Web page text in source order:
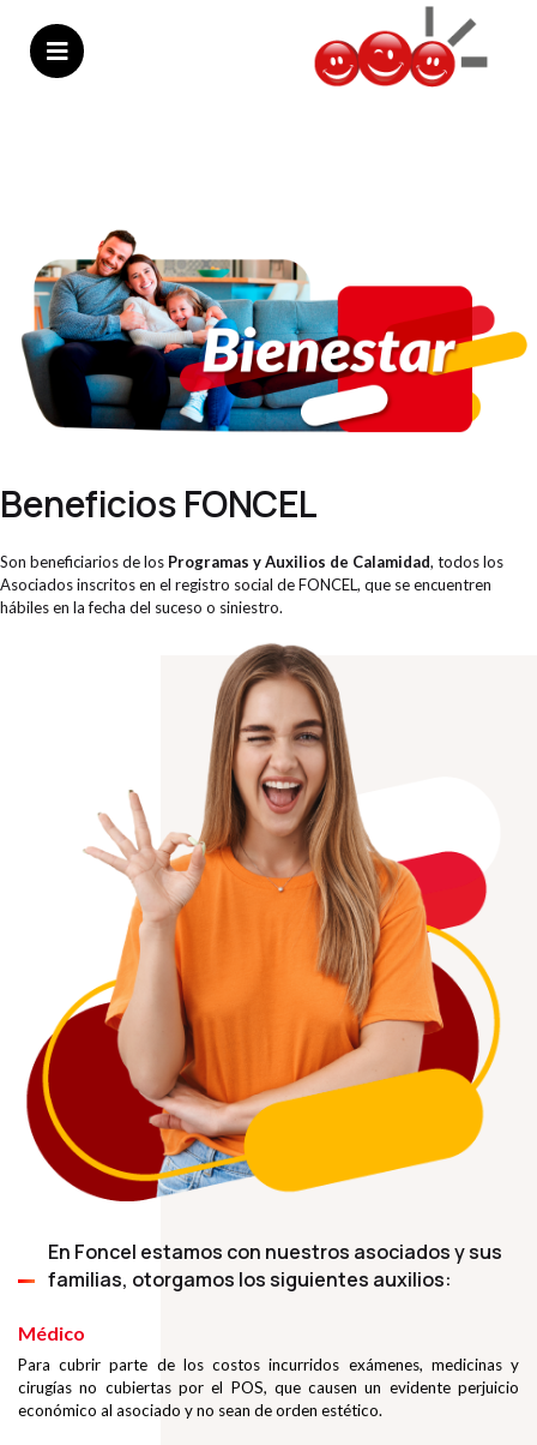
Beneficios FONCEL
Son beneficiarios de los Programas y Auxilios de Calamidad, todos los
Asociados inscritos en el registro social de FONCEL, que se encuentren
hábiles en la fecha del suceso o siniestro.
En Foncel estamos con nuestros asociados y sus
familias, otorgamos los siguientes auxilios:
Médico
Para cubrir parte de los costos incurridos exámenes, medicinas y
cirugías no cubiertas por el POS, que causen un evidente perjuicio
económico al asociado y no sean de orden estético.